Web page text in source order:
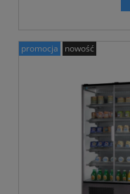
promocja nowość